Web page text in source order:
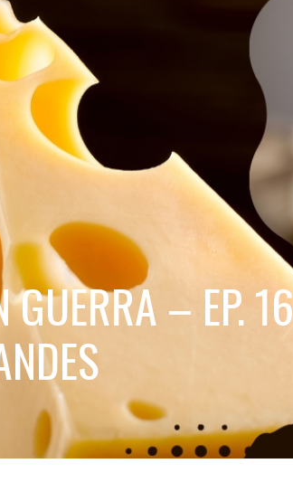
GUERRA – EP.